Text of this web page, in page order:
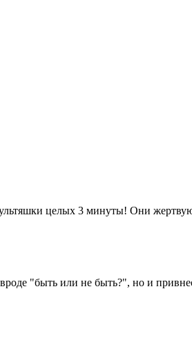
целых 3 минуты! Они
"быть или не быть?", но и